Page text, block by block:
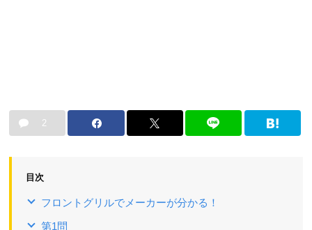
2
目次
フロントグリルでメーカーが分かる！
第1問